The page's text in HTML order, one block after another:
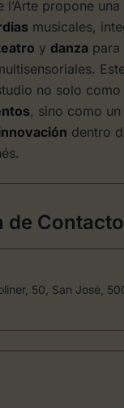
l’Arte propone
musicales,
y danza para
no solo
, sino como
dentro
de Contacto
50, San José,